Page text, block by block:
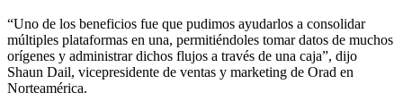
“Uno de los beneficios fue que pudimos ayudarlos a consolidar
múltiples plataformas en una, permitiéndoles tomar datos de muchos
orígenes y administrar dichos flujos a través de una caja”, dijo
Shaun Dail, vicepresidente de ventas y marketing de Orad en
Norteamérica.